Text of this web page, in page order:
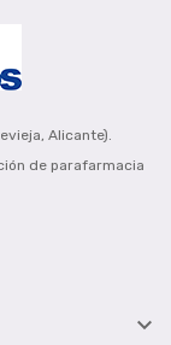
Alicante).
de parafarmacia
